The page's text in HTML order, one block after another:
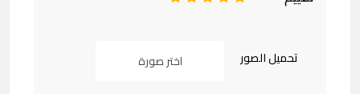
تحميل الصور اختر صورة